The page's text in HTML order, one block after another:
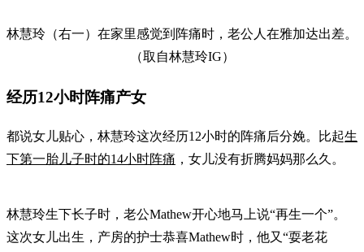
林慧玲（右一）在家里感觉到阵痛时，老公人在雅加达出差。
（取自林慧玲IG）
经历12小时阵痛产女
都说女儿贴心，林慧玲这次经历12小时的阵痛后分娩。比起生
下第一胎儿子时的14小时阵痛 ，女儿没有折腾妈妈那么久。
林慧玲生下长子时，老公Mathew开心地马上说“再生一个”。
这次女儿出生，产房的护士恭喜Mathew时，他又“耍老花